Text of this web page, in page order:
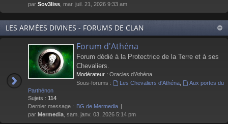
par Sov3liss , mar. juil. 21, 2026 9:33 am
LES ARMÉES DIVINES - FORUMS DE CLAN
Forum d'Athéna
Forum dédié à la Protectrice de la Terre et à ses
Chevaliers.
Modérateur : Oracles d'Athéna
Sous-forums :
Les Chevaliers d'Athéna,
Aux portes du
Parthénon
Sujets : 114
Dernier message : BG de Mermedia
par Mermedia , sam. janv. 03, 2026 5:14 pm